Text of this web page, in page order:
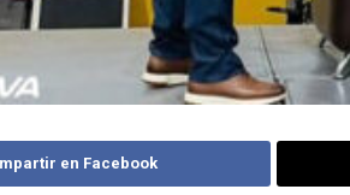
en Facebook